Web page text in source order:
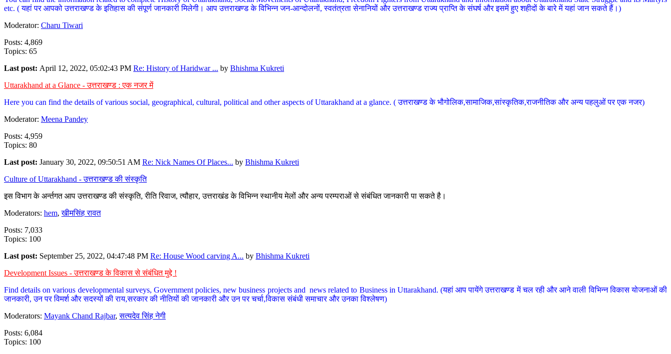
etc. ( यहां पर आपको उत्तराखण्ड के इतिहास की संपूर्ण जानकारी मिलेगी। आप उत्तराखण्ड के विभिन्न जन-आन्दोलनों, स्वतंत्रता सेनानियों और उत्तराखण्ड राज्य प्राप्ति के संघर्ष और इसमें हुए शहीदों के बारे में यहां जान सकते हैं।)
Moderator: Charu Tiwari
Posts: 4,869
Topics: 65
Last post: April 12, 2022, 05:02:43 PM Re: History of Haridwar ... by Bhishma Kukreti
Uttarakhand at a Glance - उत्तराखण्ड : एक नजर में
Here you can find the details of various social, geographical, cultural, political and other aspects of Uttarakhand at a glance. ( उत्तराखण्ड के भौगोलिक,सामाजिक,सांस्कृतिक,राजनीतिक और अन्य पहलुओं पर एक नजर)
Moderator: Meena Pandey
Posts: 4,959
Topics: 80
Last post: January 30, 2022, 09:50:51 AM Re: Nick Names Of Places... by Bhishma Kukreti
Culture of Uttarakhand - उत्तराखण्ड की संस्कृति
इस विभाग के अर्न्तगत आप उत्तराखण्ड की संस्कृति, रीति रिवाज, त्यौहार, उत्तराखंड के विभिन्न स्थानीय मेलों और अन्य परम्पराओं से संबंधित जानकारी पा सकते है।
Moderators: hem,खीमसिंह रावत
Posts: 7,033
Topics: 100
Last post: September 25, 2022, 04:47:48 PM Re: House Wood carving A... by Bhishma Kukreti
Development Issues - उत्तराखण्ड के विकास से संबंधित मुद्दे !
Find details on various developmental surveys, Government policies, new business projects and news related to Business in Uttarakhand. (यहां आप पायेंगे उत्तराखण्ड में चल रही और आने वाली विभिन्न विकास योजनाओं की
जानकारी, उन पर विमर्श और सदस्यों की राय,सरकार की नीतियों की जानकारी और उन पर चर्चा,विकास संबंधी समाचार और उनका विश्लेषण)
Moderators: Mayank Chand Rajbar,सत्यदेव सिंह नेगी
Posts: 6,084
Topics: 100